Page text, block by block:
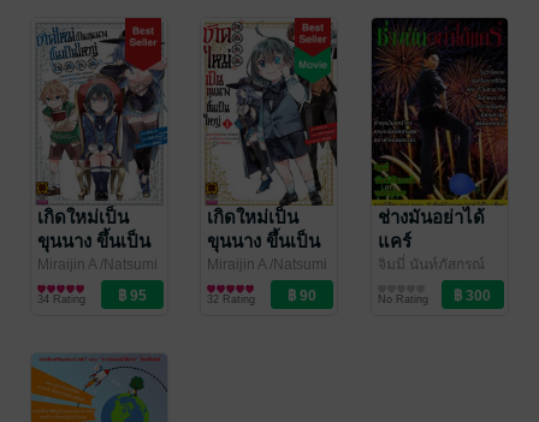
แสนงอกง่อยที่
รับสืบทอดก็
กลายเป็นแคว้น
สุดแกร่ง-
(นิยาย) 02
แสนงอกง่อยที่
รับสืบทอดก็
กลายเป็นแคว้น
สุดแกร่ง-
(นิยาย) 01
แสนงอกง่อยที่
รับสืบทอดก็
กลายเป็นแคว้น
สุดแกร่ง- 3
เกิดใหม่เป็น
ขุนนาง ขึ้นเป็น
ใหญ่ด้วยสกิล
ประเมิน -พอ
บุคคลชั้นยอด
แสนงอกง่อยที่
รับสืบทอดก็
กลายเป็นแคว้น
Miraijin A /Natsumi
Inoue /jimmy/
LUCKPIM
การ์ตูนทั่วไป
34 Rating
เกิดใหม่เป็น
ขุนนาง ขึ้นเป็น
ใหญ่ด้วยสกิล
ประเมิน -พอ
บุคคลชั้นยอด
Miraijin A /Natsumi
Inoue /jimmy/
LUCKPIM
การ์ตูนทั่วไป
32 Rating
ช่างมันอย่าได้
แคร์
จิมมี่ นันท์ภัสกรณ์
/ Lover
Paradise Books
พัฒนาตนเอง
No Rating